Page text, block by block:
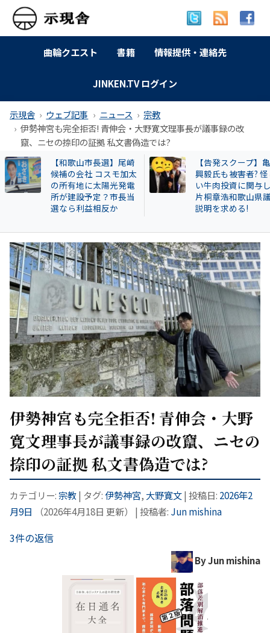
曲輪クエスト 書籍 情報提供・連絡先
JINKEN.TV ログイン
示現舎 ウェブ記事 ニュース
宗教
伊勢神宮も完全拒否! 青伸会・大野寛文理事長が議事録の改
竄、ニセの捺印の証拠 私文書偽造では?
【告発スクープ】亀田
興毅氏も被害者? 怪し
い牛肉投資に関与した
片桐章浩和歌山県議に
説明を求める!
【岐南町】セクハ
動その後 議員全員
〝謎ルール〟導入
会は混乱！現町長
撃すると…
伊勢神宮も完全拒否! 青伸会・大野
寛文理事長が議事録の改竄、ニセの
捺印の証拠 私文書偽造では?
カテゴリー:宗教| タグ:伊勢神宮, 大野寛文| 投稿日: 2026年2
月9日
（2026年4月18日 更新） | 投稿者: Jun mishina
3件の返信
By Jun mishina